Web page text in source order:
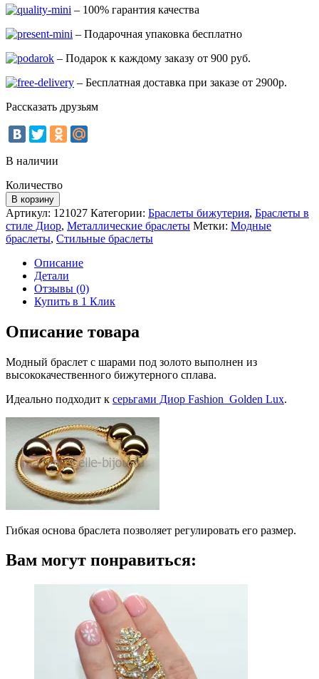
– 100% гарантия качества
– Подарочная упаковка бесплатно
– Подарок к каждому заказу от 900 руб.
– Бесплатная доставка при заказе от 2900р.
Рассказать друзьям
В наличии
Количество
В корзину
Артикул: 121027 Категории: Браслеты бижутерия, Браслеты в
стиле Диор, Металлические браслеты Метки: Модные
браслеты, Стильные браслеты
Описание
Детали
Отзывы (0)
Купить в 1 Клик
Описание товара
Модный браслет с шарами под золото выполнен из
высококачественного бижутерного сплава.
Идеально подходит к серьгами Диор Fashion Golden Lux.
Гибкая основа браслета позволяет регулировать его размер.
Вам могут понравиться: